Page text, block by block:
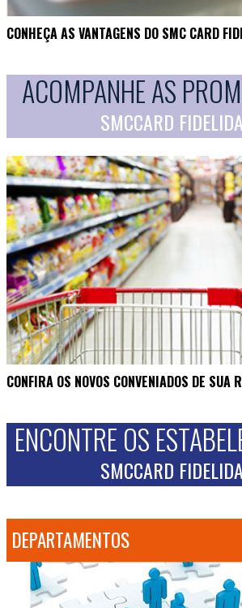
CONHEÇA AS VANTAGENS DO SMC CARD
ACOMPANHE AS
SMCCARD
CONFIRA OS NOVOS CONVENIADOS DE SUA
ENCONTRE OS
SMCCARD
DEPARTAMENTOS